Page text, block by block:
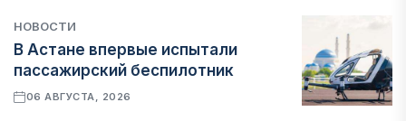
НОВОСТИ
В Астане впервые испытали
пассажирский беспилотник
06 АВГУСТА, 2026